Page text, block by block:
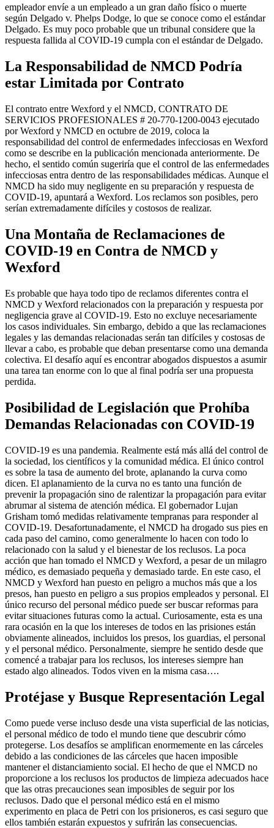
empleador envíe a un empleado a un gran daño físico o muerte
según Delgado v. Phelps Dodge, lo que se conoce como el estándar
Delgado. Es muy poco probable que un tribunal considere que la
respuesta fallida al COVID-19 cumpla con el estándar de Delgado.
La Responsabilidad de NMCD Podría
estar Limitada por Contrato
El contrato entre Wexford y el NMCD, CONTRATO DE
SERVICIOS PROFESIONALES # 20-770-1200-0043 ejecutado
por Wexford y NMCD en octubre de 2019, coloca la
responsabilidad del control de enfermedades infecciosas en Wexford
como se describe en la publicación mencionada anteriormente. De
hecho, el sentido común sugeriría que el control de las enfermedades
infecciosas entra dentro de las responsabilidades médicas. Aunque el
NMCD ha sido muy negligente en su preparación y respuesta de
COVID-19, apuntará a Wexford. Los reclamos son posibles, pero
serían extremadamente difíciles y costosos de realizar.
Una Montaña de Reclamaciones de
COVID-19 en Contra de NMCD y
Wexford
Es probable que haya todo tipo de reclamos diferentes contra el
NMCD y Wexford relacionados con la preparación y respuesta por
negligencia grave al COVID-19. Esto no excluye necesariamente
los casos individuales. Sin embargo, debido a que las reclamaciones
legales y las demandas relacionadas serán tan difíciles y costosas de
llevar a cabo, es probable que deban presentarse como una demanda
colectiva. El desafío aquí es encontrar abogados dispuestos a asumir
una tarea tan enorme con lo que al final podría ser una propuesta
perdida.
Posibilidad de Legislación que Prohíba
Demandas Relacionadas con COVID-19
COVID-19 es una pandemia. Realmente está más allá del control de
la sociedad, los científicos y la comunidad médica. El único control
es sobre la tasa de aumento del brote, aplanando la curva como
dicen. El aplanamiento de la curva no es tanto una función de
prevenir la propagación sino de ralentizar la propagación para evitar
abrumar al sistema de atención médica. El gobernador Lujan
Grisham tomó medidas relativamente tempranas para responder al
COVID-19. Desafortunadamente, el NMCD ha drogado sus pies en
cada paso del camino, como generalmente lo hacen con todo lo
relacionado con la salud y el bienestar de los reclusos. La poca
acción que han tomado el NMCD y Wexford, a pesar de un milagro
médico, es demasiado pequeña y demasiado tarde. En este caso, el
NMCD y Wexford han puesto en peligro a muchos más que a los
presos, han puesto en peligro a sus propios empleados y personal. El
único recurso del personal médico puede ser buscar reformas para
evitar situaciones futuras como la actual. Curiosamente, esta es una
rara ocasión en la que los intereses de todos en las prisiones están
obviamente alineados, incluidos los presos, los guardias, el personal
y el personal médico. Personalmente, siempre he sentido desde que
comencé a trabajar para los reclusos, los intereses siempre han
estado algo alineados. Todos viven en la misma casa….
Protéjase y Busque Representación Legal
Como puede verse incluso desde una vista superficial de las noticias,
el personal médico de todo el mundo tiene que descubrir cómo
protegerse. Los desafíos se amplifican enormemente en las cárceles
debido a las condiciones de las cárceles que hacen imposible
mantener el distanciamiento social. El hecho de que el NMCD no
proporcione a los reclusos los productos de limpieza adecuados hace
que las otras precauciones sean imposibles de seguir por los
reclusos. Dado que el personal médico está en el mismo
experimento en placa de Petri con los prisioneros, es casi seguro que
ellos también estarán expuestos y sufrirán las consecuencias.